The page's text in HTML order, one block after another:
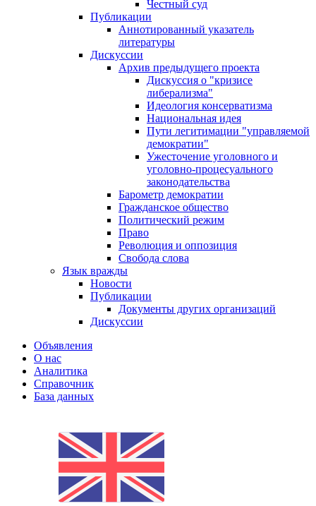
Честный суд
Публикации
Аннотированный указатель
литературы
Дискуссии
Архив предыдущего проекта
Дискуссия о "кризисе
либерализма"
Идеология консерватизма
Национальная идея
Пути легитимации "управляемой
демократии"
Ужесточение уголовного и
уголовно-процесуального
законодательства
Барометр демократии
Гражданское общество
Политический режим
Право
Революция и оппозиция
Свобода слова
Язык вражды
Новости
Публикации
Документы других организаций
Дискуссии
Объявления
О нас
Аналитика
Справочник
База данных